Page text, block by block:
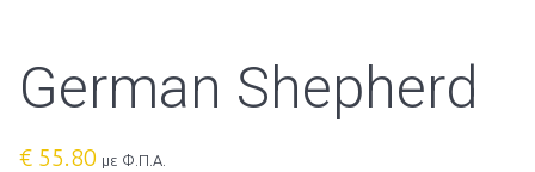
German Shepherd
€ 55.80 με Φ.Π.Α.